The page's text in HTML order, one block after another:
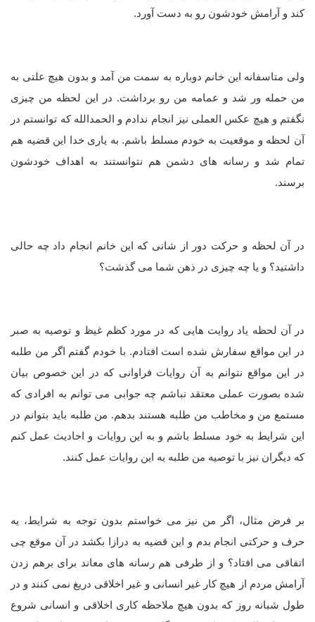
کند و آرامش خودشون رو به دست آورد.
ولی متاسفانه این خانم دوباره به سمت من آمد و بدون هیچ علتی به
من حمله ور شد و عمامه من رو برداشت. در این لحظه من چیزی
نگفتم و هیچ عکس العملی نیز انجام ندادم و الحمدالله که توانستم در
آن لحظه و موقعیت به خودم مسلط باشم. به یاری خدا این قضیه هم
تمام شد و رسانه های دشمن هم نتوانستند به اهداف خودشون
برسند.
در آن لحظه و حرکت دور از شانی که این خانم انجام داد چه حالی
داشتید؟ و یا چه چیزی در ذهن شما می گذشت؟
در آن لحظه یاد روایت هایی که در مورد کظم غیظ و توصیه به صبر
در این مواقع سفارش شده است افتادم. با خودم گفتم اگر من طلبه
در این مواقع نتوانم به آن روایات فراوانی که در این خصوص بیان
شده بصورت عملی معتقد نباشم چه جوابی می توانم به افرادی که
مستمع من و مخاطب من طلبه هستند بدهم. من طلبه باید بتوانم در
این شرایط به خود مسلط باشم و به این روایات و احادیث عمل کنم
که دیگران نیز با توصیه من طلبه به این روایات عمل کنند.
بر فرض مثال، اگر من نیز می خواستم بدون توجه به شرایط، یه
حرف و حرکتی انجام بدم و این قضیه به درازا بکشد در آن موقع چی
اتفاقی می افتاد؟ و از طرفی هم رسانه های معاند برای برهم زدن
آرامش مردم از هیچ کار غیر انسانی و غیر اخلاقی دریغ نمی کنند و در
طول شبانه روز که بدون هیچ ملاحظه کاری اخلاقی و انسانی شروع